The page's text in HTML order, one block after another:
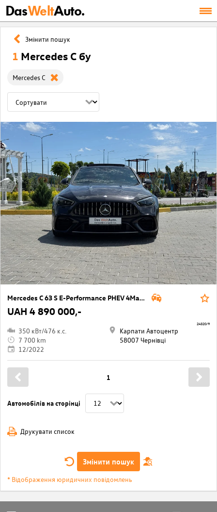
DasWeltAuto.
Змінити пошук
1 Mercedes C бу
Mercedes C
Mercedes C 63 S E-Performance PHEV 4Matic 6,1kWh Aut.
UAH 4 890 000,-
350 кВт/476 к.с.
7 700 km
12/2022
Карпати Автоцентр
58007 Чернівці
24320/9
Автомобілів на сторінці
1
Друкувати список
Змінити пошук
* Відображення юридичних повідомлень